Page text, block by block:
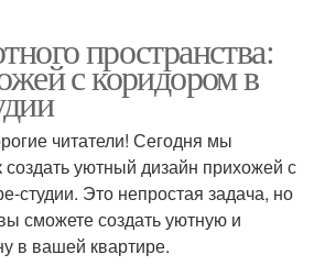
пространства:
с коридором в
читатели! Сегодня мы
создать уютный дизайн прихожей с
студии. Это непростая задача, но
сможете создать уютную и
в вашей квартире.